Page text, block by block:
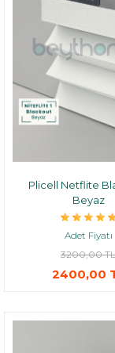
Plicell Netflite
Beyaz
Adet Fiyatı
3200,00 TL
2400,00